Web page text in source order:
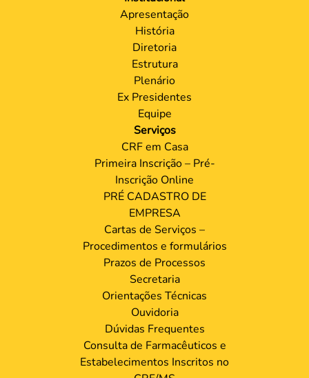
Apresentação
História
Diretoria
Estrutura
Plenário
Ex Presidentes
Equipe
Serviços
CRF em Casa
Primeira Inscrição – Pré-
Inscrição Online
PRÉ CADASTRO DE
EMPRESA
Cartas de Serviços –
Procedimentos e formulários
Prazos de Processos
Secretaria
Orientações Técnicas
Ouvidoria
Dúvidas Frequentes
Consulta de Farmacêuticos e
Estabelecimentos Inscritos no